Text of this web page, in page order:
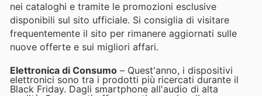
nei cataloghi e tramite le promozioni esclusive
disponibili sul sito ufficiale. Si consiglia di visitare
frequentemente il sito per rimanere aggiornati sulle
nuove offerte e sui migliori affari.
Elettronica di Consumo – Quest'anno, i dispositivi
elettronici sono tra i prodotti più ricercati durante il
Black Friday. Dagli smartphone all'audio di alta